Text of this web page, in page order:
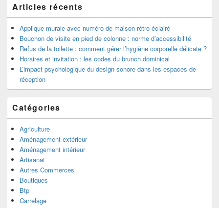
barre
latérale
Articles récents
Applique murale avec numéro de maison rétro-éclairé
Bouchon de visite en pied de colonne : norme d’accessibilité
Refus de la toilette : comment gérer l’hygiène corporelle délicate ?
Horaires et invitation : les codes du brunch dominical
L’impact psychologique du design sonore dans les espaces de
réception
Catégories
Agriculture
Aménagement extérieur
Aménagement intérieur
Artisanat
Autres Commerces
Boutiques
Btp
Carrelage